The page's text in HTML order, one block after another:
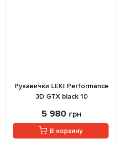
Рукавички LEKI Performance
3D GTX black 10
5 980 грн
В корзину